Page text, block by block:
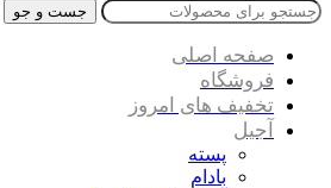
جست و جو
صفحه اصلی
فروشگاه
تخفیف های امروز
آجیل
پسته
بادام